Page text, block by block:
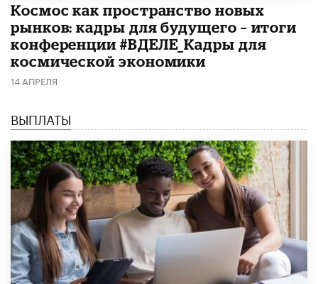
Космос как пространство новых
рынков: кадры для будущего – итоги
конференции #ВДЕЛЕ_Кадры для
космической экономики
14 АПРЕЛЯ
ВЫПЛАТЫ